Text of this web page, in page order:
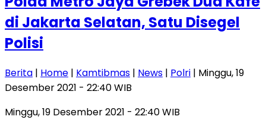
di Jakarta Selatan, Satu Disegel
Polisi
Berita | Home | Kamtibmas | News | Polri | Minggu, 19
Desember 2021 - 22:40 WIB
Minggu, 19 Desember 2021 - 22:40 WIB